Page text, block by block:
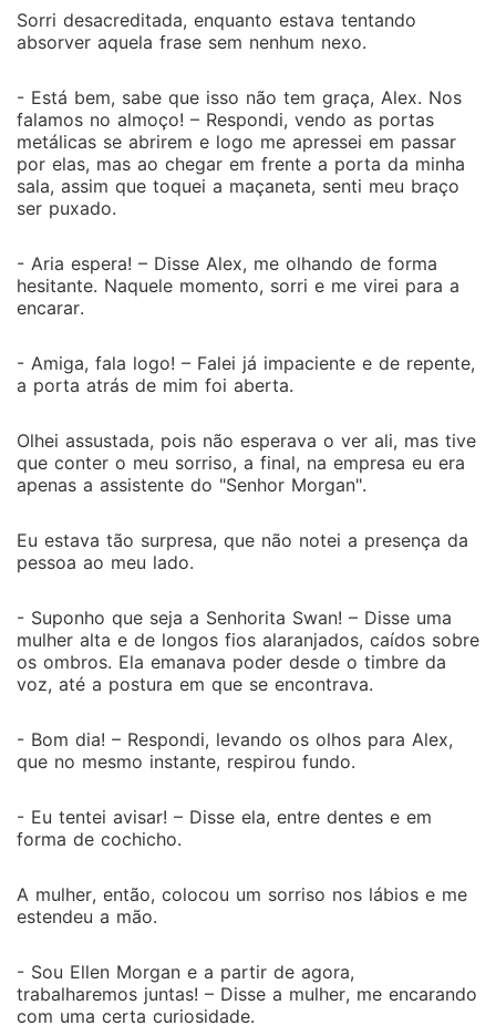
Sorri desacreditada, enquanto estava tentando
absorver aquela frase sem nenhum nexo.
- Está bem, sabe que isso não tem graça, Alex. Nos
falamos no almoço! – Respondi, vendo as portas
metálicas se abrirem e logo me apressei em passar
por elas, mas ao chegar em frente a porta da minha
sala, assim que toquei a maçaneta, senti meu braço
ser puxado.
- Aria espera! – Disse Alex, me olhando de forma
hesitante. Naquele momento, sorri e me virei para a
encarar.
- Amiga, fala logo! – Falei já impaciente e de repente,
a porta atrás de mim foi aberta.
Olhei assustada, pois não esperava o ver ali, mas tive
que conter o meu sorriso, a final, na empresa eu era
apenas a assistente do "Senhor Morgan".
Eu estava tão surpresa, que não notei a presença da
pessoa ao meu lado.
- Suponho que seja a Senhorita Swan! – Disse uma
mulher alta e de longos fios alaranjados, caídos sobre
os ombros. Ela emanava poder desde o timbre da
voz, até a postura em que se encontrava.
- Bom dia! – Respondi, levando os olhos para Alex,
que no mesmo instante, respirou fundo.
- Eu tentei avisar! – Disse ela, entre dentes e em
forma de cochicho.
A mulher, então, colocou um sorriso nos lábios e me
estendeu a mão.
- Sou Ellen Morgan e a partir de agora,
trabalharemos juntas! – Disse a mulher, me encarando
com uma certa curiosidade.